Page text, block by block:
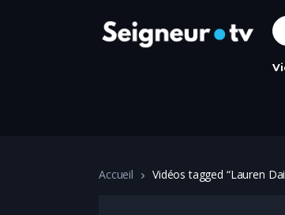
Accueil Vidéos tagged “Lauren